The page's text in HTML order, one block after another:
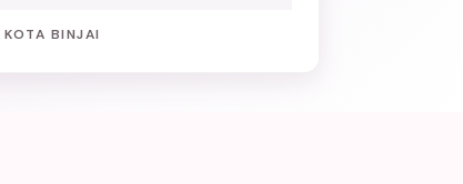
KOTA BINJAI